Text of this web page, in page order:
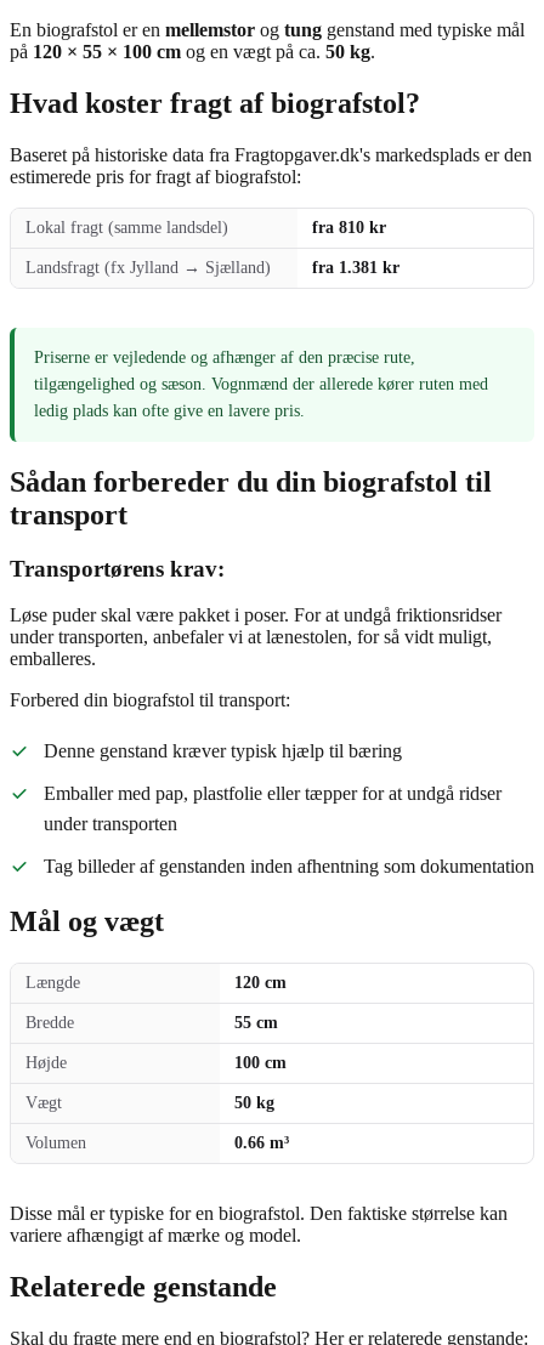
En biografstol er en mellemstor og tung genstand med typiske mål
på 120 × 55 × 100 cm og en vægt på ca. 50 kg.
Hvad koster fragt af biografstol?
Baseret på historiske data fra Fragtopgaver.dk's markedsplads er den
estimerede pris for fragt af biografstol:
Lokal fragt (samme landsdel) fra 810 kr
Landsfragt (fx Jylland → Sjælland) fra 1.381 kr
Priserne er vejledende og afhænger af den præcise rute,
tilgængelighed og sæson. Vognmænd der allerede kører ruten med
ledig plads kan ofte give en lavere pris.
Sådan forbereder du din biografstol til
transport
Transportørens krav:
Løse puder skal være pakket i poser. For at undgå friktionsridser
under transporten, anbefaler vi at lænestolen, for så vidt muligt,
emballeres.
Forbered din biografstol til transport:
Denne genstand kræver typisk hjælp til bæring
Emballer med pap, plastfolie eller tæpper for at undgå ridser
under transporten
Tag billeder af genstanden inden afhentning som dokumentation
Mål og vægt
Længde 120 cm
Bredde 55 cm
Højde 100 cm
Vægt 50 kg
Volumen 0.66 m³
Disse mål er typiske for en biografstol. Den faktiske størrelse kan
variere afhængigt af mærke og model.
Relaterede genstande
Skal du fragte mere end en biografstol? Her er relaterede genstande: